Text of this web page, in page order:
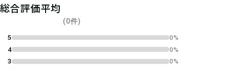
総合評価平均
(0件)
5
0%
4
0%
3
0%